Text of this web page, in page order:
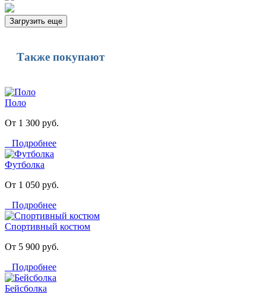
Загрузить еще
Также покупают
Поло
От 1 300 руб.
Подробнее
Футболка
От 1 050 руб.
Подробнее
Спортивный костюм
От 5 900 руб.
Подробнее
Бейсболка